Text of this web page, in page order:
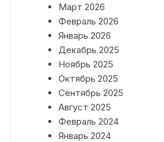
Март 2026
Февраль 2026
Январь 2026
Декабрь 2025
Ноябрь 2025
Октябрь 2025
Сентябрь 2025
Август 2025
Февраль 2024
Январь 2024